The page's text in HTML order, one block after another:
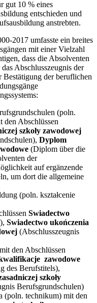
gut 10 % eines
entschieden und
anstrebten.
2017 umfasste ein breites
mit einer Vielzahl
dass die Absolventen
Abschlusszeugnis der
der beruflichen
(poln.
den Abschlüssen
szkoły zawodowej
Dyplom
(Diplom über die
der
auf ergänzende
um dort die allgemeine
(poln. kształcenie
Swiadectwo
Swiadectwo ukończenia
(Abschlusszeugnis
den Abschlüssen
zawodowe
des Berufstitels),
szkoły
Berufsgrundschulen)
(poln. technikum) mit den